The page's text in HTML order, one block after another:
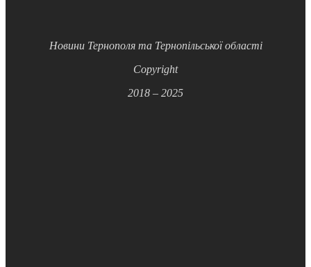
Новини Тернополя та Тернопільської області
Copyright
2018 – 2025